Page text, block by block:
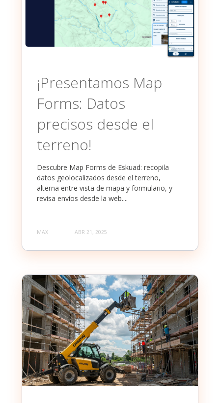
¡Presentamos Map
Forms: Datos
precisos desde el
terreno!
Descubre Map Forms de Eskuad: recopila
datos geolocalizados desde el terreno,
alterna entre vista de mapa y formulario, y
revisa envíos desde la web....
MAX ABR 21, 2025